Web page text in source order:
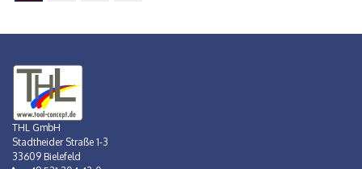
THL GmbH
Stadtheider Straße 1-3
33609 Bielefeld